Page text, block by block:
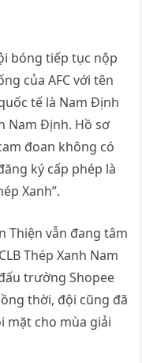
bóng tiếp tục nộp
của AFC với tên
tế là Nam Định
Nam Định. Hồ sơ
đoan không có
ký cấp phép là
Xanh”.
Thiện vẫn đang tâm
Thép Xanh Nam
trường Shopee
thời, đội cũng đã
mặt cho mùa giải